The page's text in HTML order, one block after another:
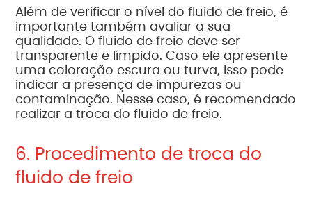
Além de verificar o nível do fluido de freio, é
importante também avaliar a sua
qualidade. O fluido de freio deve ser
transparente e límpido. Caso ele apresente
uma coloração escura ou turva, isso pode
indicar a presença de impurezas ou
contaminação. Nesse caso, é recomendado
realizar a troca do fluido de freio.
6. Procedimento de troca do
fluido de freio